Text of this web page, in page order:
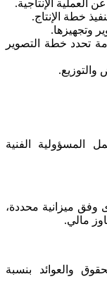
العملية الإنتاجية.
خطة الإنتاج.
وتجهيزها.
تحدد خطة التصوير
المسؤولية الفنية
وفق ميزانية محددة،
مالي.
والعوائد بنسبة